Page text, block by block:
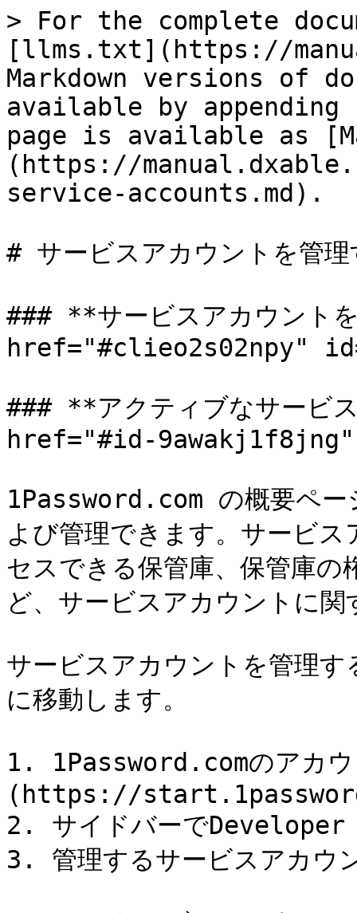
> For the complete
[llms.txt](https://
Markdown versions of
available by
page is available as
(https://
service-accounts.md).
# サービスアカウントを管理
### **サービスアカウント
href="#clieo2s02npy"
### **アクティブなサービ
href="#id-
1Password.com の概要ペー
よび管理できます。サービ
セスできる保管庫、保管庫
ど、サービスアカウントに
サービスアカウントを管理
に移動します。
1. 1Password.comのアカ
(https://
2. サイドバーでDeveloper
3. 管理するサービスアカウ